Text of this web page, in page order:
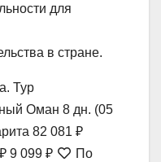
для
в стране.
Тур
Оман 8 дн. (05
82 081 ₽
9 099 ₽
По